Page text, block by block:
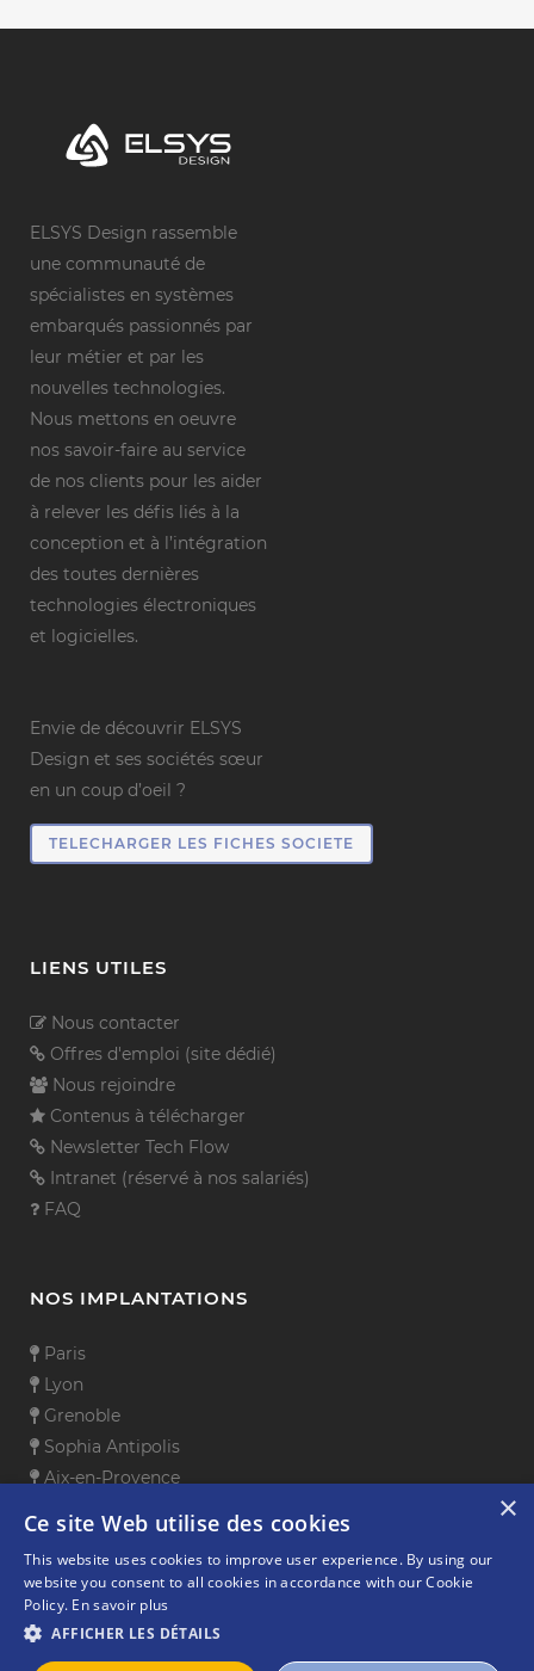
ELSYS Design rassemble
une communauté de
spécialistes en systèmes
embarqués passionnés par
leur métier et par les
nouvelles technologies.
Nous mettons en oeuvre
nos savoir-faire au service
de nos clients pour les aider
à relever les défis liés à la
conception et à l’intégration
des toutes dernières
technologies électroniques
et logicielles.
Envie de découvrir ELSYS
Design et ses sociétés sœur
en un coup d’oeil ?
TELECHARGER LES FICHES SOCIETE
LIENS UTILES
Nous contacter
Offres d'emploi (site dédié)
Nous rejoindre
Contenus à télécharger
Newsletter Tech Flow
Intranet (réservé à nos salariés)
FAQ
NOS IMPLANTATIONS
Paris
Lyon
Grenoble
Sophia Antipolis
Aix-en-Provence
Lille
×
Ce site Web utilise des cookies
This website uses cookies to improve user experience. By using our
website you consent to all cookies in accordance with our Cookie
Policy. En savoir plus
AFFICHER LES DÉTAILS